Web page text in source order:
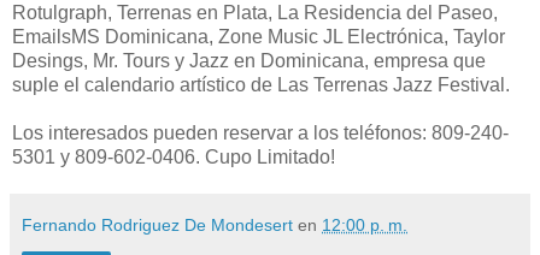
Rotulgraph, Terrenas en Plata, La Residencia del Paseo,
EmailsMS Dominicana, Zone Music JL Electrónica, Taylor
Desings, Mr. Tours y Jazz en Dominicana, empresa que
suple el calendario artístico de Las Terrenas Jazz Festival.
Los interesados pueden reservar a los teléfonos: 809-240-
5301 y 809-602-0406. Cupo Limitado!
Fernando Rodriguez De Mondesert en 12:00 p. m.